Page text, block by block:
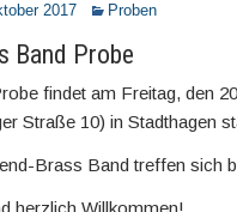
2017 Proben
Band Probe
findet am Freitag, den
Straße 10) in Stadthagen
Brass Band treffen sich
herzlich Willkommen!